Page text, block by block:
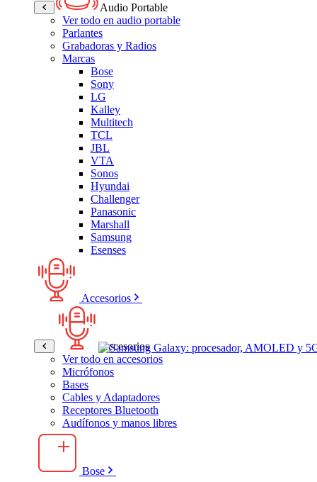
Audio Portable
Ver todo en audio portable
Parlantes
Grabadoras y Radios
Marcas
Bose
Sony
LG
Kalley
Multitech
TCL
JBL
VTA
Sonos
Hyundai
Challenger
Panasonic
Marshall
Samsung
Esenses
Accesorios
Accesorios
Ver todo en accesorios
Micrófonos
Bases
Cables y Adaptadores
Receptores Bluetooth
Audífonos y manos libres
Bose